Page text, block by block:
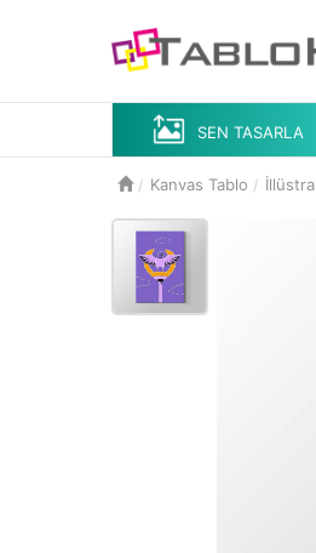
SEN TASARLA
Kanvas Tablo